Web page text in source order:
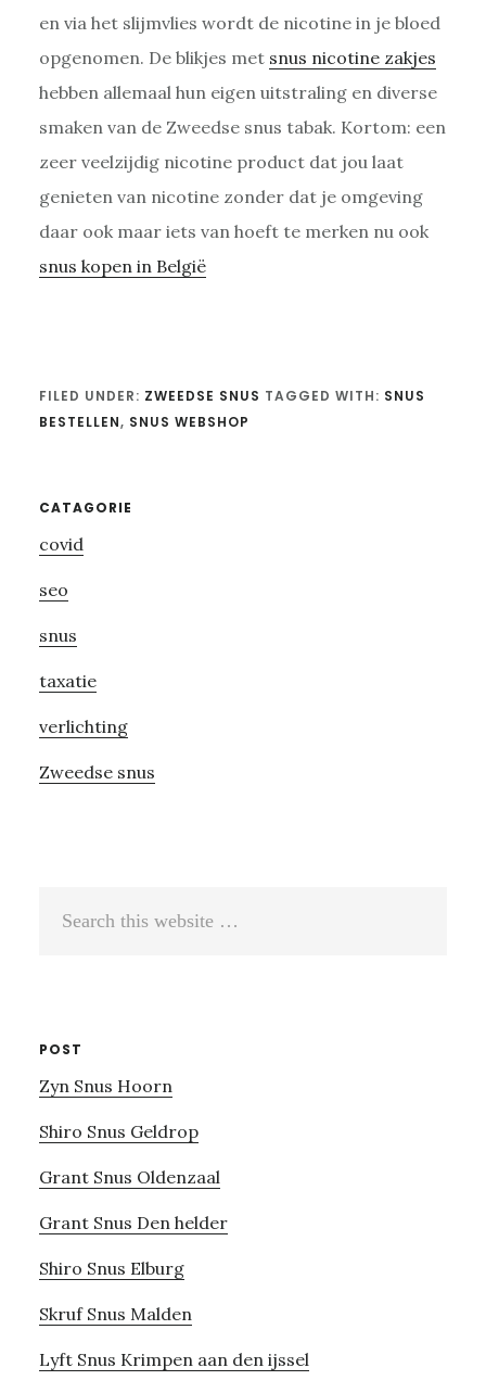
en via het slijmvlies wordt de nicotine in je bloed
opgenomen. De blikjes met snus nicotine zakjes
hebben allemaal hun eigen uitstraling en diverse
smaken van de Zweedse snus tabak. Kortom: een
zeer veelzijdig nicotine product dat jou laat
genieten van nicotine zonder dat je omgeving
daar ook maar iets van hoeft te merken nu ook
snus kopen in België
FILED UNDER: ZWEEDSE SNUS TAGGED WITH: SNUS
BESTELLEN, SNUS WEBSHOP
Primary
Sidebar
CATAGORIE
covid
seo
snus
taxatie
verlichting
Zweedse snus
POST
Zyn Snus Hoorn
Shiro Snus Geldrop
Grant Snus Oldenzaal
Grant Snus Den helder
Shiro Snus Elburg
Skruf Snus Malden
Lyft Snus Krimpen aan den ijssel